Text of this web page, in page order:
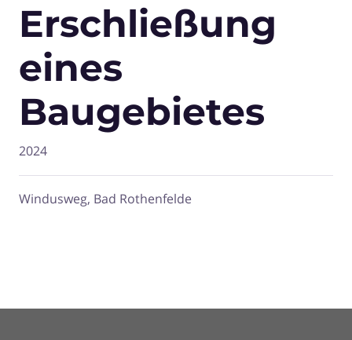
Erschließung
eines
Baugebietes
2024
Windusweg, Bad Rothenfelde